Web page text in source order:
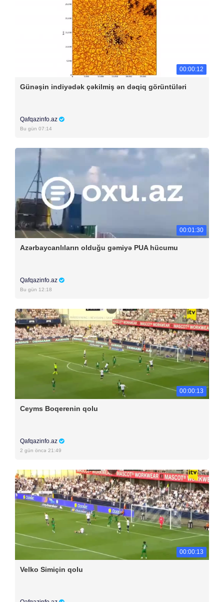
00:00:12
Günəşin indiyədək çəkilmiş ən dəqiq görüntüləri
Qafqazinfo.az
Bu gün 07:14
00:01:30
Azərbaycanlıların olduğu gəmiyə PUA hücumu
Qafqazinfo.az
Bu gün 12:18
00:00:13
Ceyms Boqerenin qolu
Qafqazinfo.az
2 gün öncə 21:49
00:00:13
Velko Simiçin qolu